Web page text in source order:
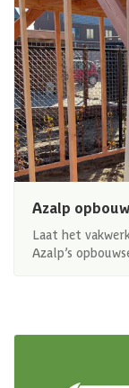
Azalp
Laat het
Azalp’s